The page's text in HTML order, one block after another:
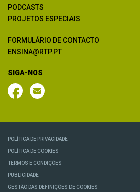
PODCASTS
PROJETOS ESPECIAIS
FORMULÁRIO DE CONTACTO
ENSINA@RTP.PT
SIGA-NOS
POLÍTICA DE PRIVACIDADE
POLÍTICA DE COOKIES
TERMOS E CONDIÇÕES
PUBLICIDADE
GESTÃO DAS DEFINIÇÕES DE COOKIES